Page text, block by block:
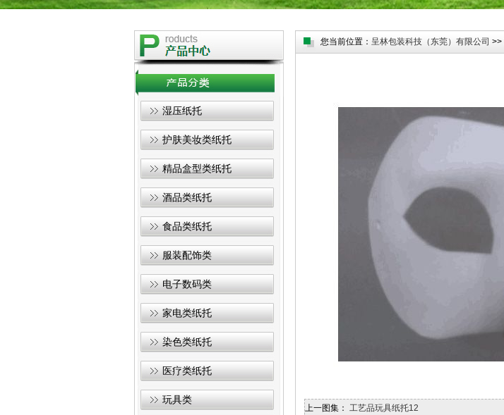
湿压纸托
护肤美妆类纸托
精品盒型类纸托
酒品类纸托
食品类纸托
服装配饰类
电子数码类
家电类纸托
染色类纸托
医疗类纸托
玩具类
您当前位置： 呈林包装科技（东莞）有限公司 >>
上一图集： 工艺品玩具纸托12